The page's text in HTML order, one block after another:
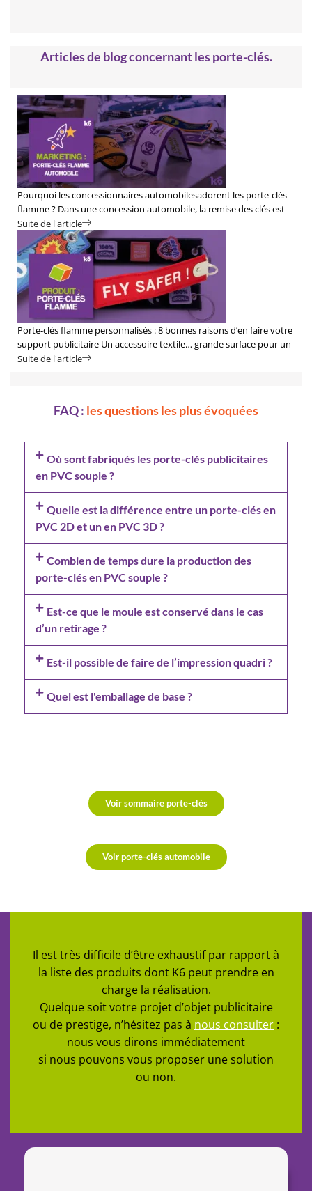
Articles de blog concernant les porte-clés.
Pourquoi les concessionnaires automobilesadorent les porte-clés
flamme ? Dans une concession automobile, la remise des clés est
un moment important. Elle marque la concrétisation d’un achat et
constitue souvent le dernier souvenir laissé au client...
Suite de l'article
Porte-clés flamme personnalisés : 8 bonnes raisons d’en faire votre
support publicitaire Un accessoire textile… grande surface pour un
grand retour sur investissement. Vous êtes :Responsable
Suite de l'article
FAQ : les questions les plus évoquées
Où sont fabriqués les porte-clés publicitaires
en PVC souple ?
Quelle est la différence entre un porte-clés en
PVC 2D et un en PVC 3D ?
Combien de temps dure la production des
porte-clés en PVC souple ?
Est-ce que le moule est conservé dans le cas
d’un retirage ?
Est-il possible de faire de l’impression quadri ?
Quel est l'emballage de base ?
Voir sommaire porte-clés
Voir porte-clés automobile
Il est très difficile d’être exhaustif par rapport à
la liste des produits dont K6 peut prendre en
charge la réalisation.
Quelque soit votre projet d’objet publicitaire
ou de prestige, n’hésitez pas à nous consulter :
nous vous dirons immédiatement
si nous pouvons vous proposer une solution
ou non.